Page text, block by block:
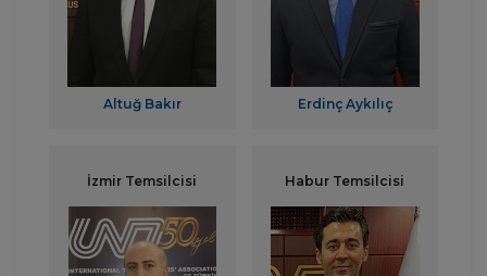
Altuğ Bakır Erdinç Aykılıç
İzmir Temsilcisi Habur Temsilcisi